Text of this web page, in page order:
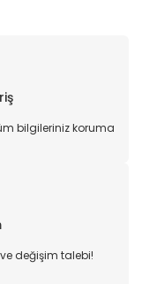
bilgileriniz koruma
değişim talebi!